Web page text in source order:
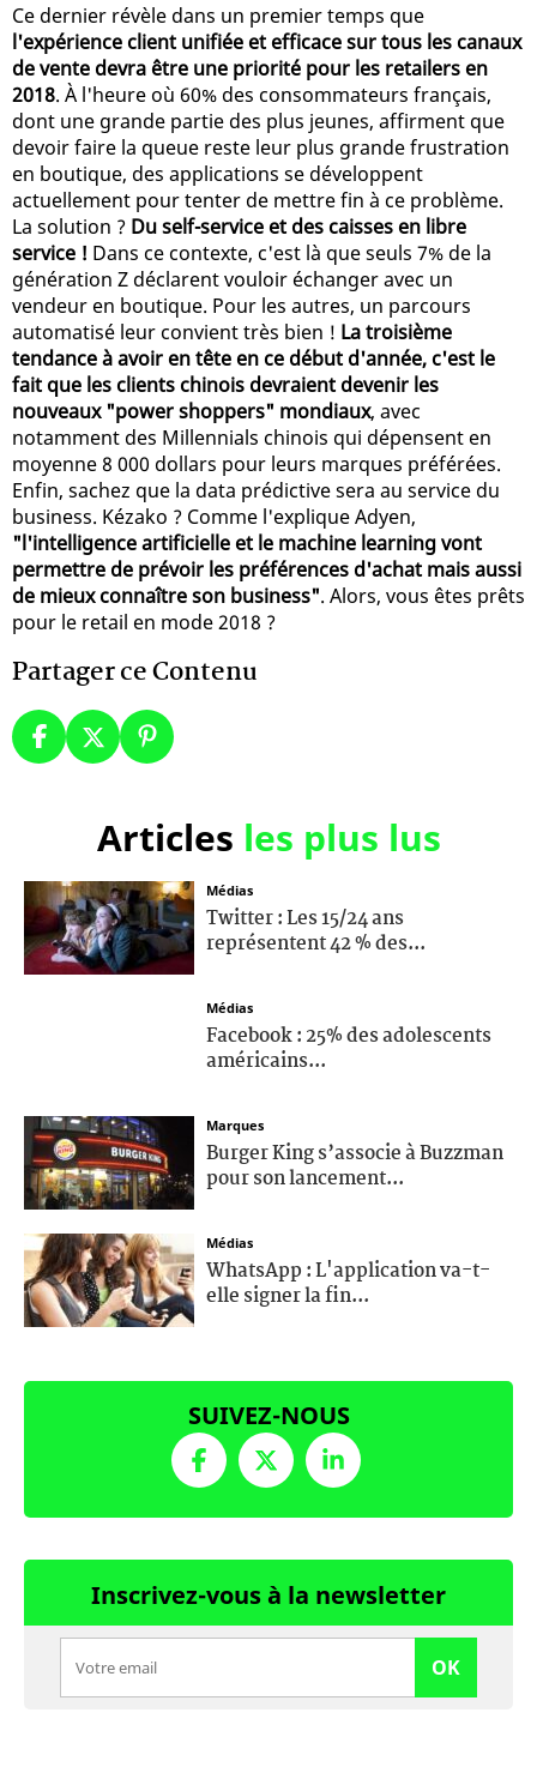
Ce dernier révèle dans un premier temps que
l'expérience client unifiée et efficace sur tous les canaux
de vente devra être une priorité pour les retailers en
2018. À l'heure où 60% des consommateurs français,
dont une grande partie des plus jeunes, affirment que
devoir faire la queue reste leur plus grande frustration
en boutique, des applications se développent
actuellement pour tenter de mettre fin à ce problème.
La solution ? Du self-service et des caisses en libre
service ! Dans ce contexte, c'est là que seuls 7% de la
génération Z déclarent vouloir échanger avec un
vendeur en boutique. Pour les autres, un parcours
automatisé leur convient très bien ! La troisième
tendance à avoir en tête en ce début d'année, c'est le
fait que les clients chinois devraient devenir les
nouveaux "power shoppers" mondiaux, avec
notamment des Millennials chinois qui dépensent en
moyenne 8 000 dollars pour leurs marques préférées.
Enfin, sachez que la data prédictive sera au service du
business. Kézako ? Comme l'explique Adyen,
"l'intelligence artificielle et le machine learning vont
permettre de prévoir les préférences d'achat mais aussi
de mieux connaître son business". Alors, vous êtes prêts
pour le retail en mode 2018 ?
Partager ce Contenu
Articles les plus lus
Médias
Twitter : Les 15/24 ans
représentent 42 % des...
Médias
Facebook : 25% des adolescents
américains...
Marques
Burger King s’associe à Buzzman
pour son lancement...
Médias
WhatsApp : L'application va-t-
elle signer la fin...
SUIVEZ-NOUS
Inscrivez-vous à la newsletter
OK